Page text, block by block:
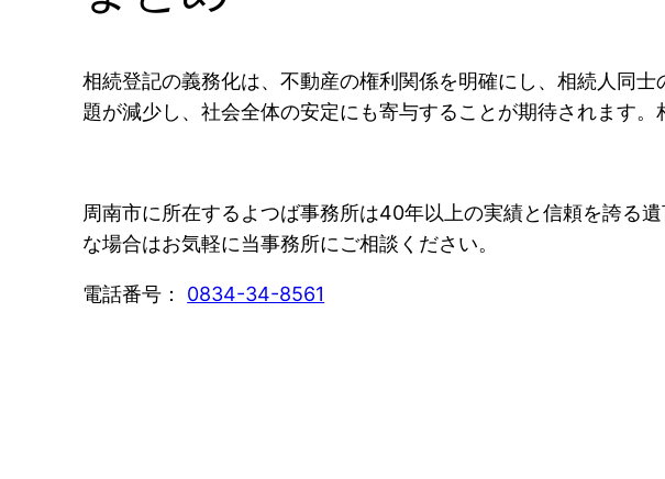
相続登記の義務化は、不動産の権利関係を明確にし、相続人同
題が減少し、社会全体の安定にも寄与することが期待されます
周南市に所在するよつば事務所は40年以上の実績と信頼を誇る
な場合はお気軽に当事務所にご相談ください。
電話番号： 0834-34-8561